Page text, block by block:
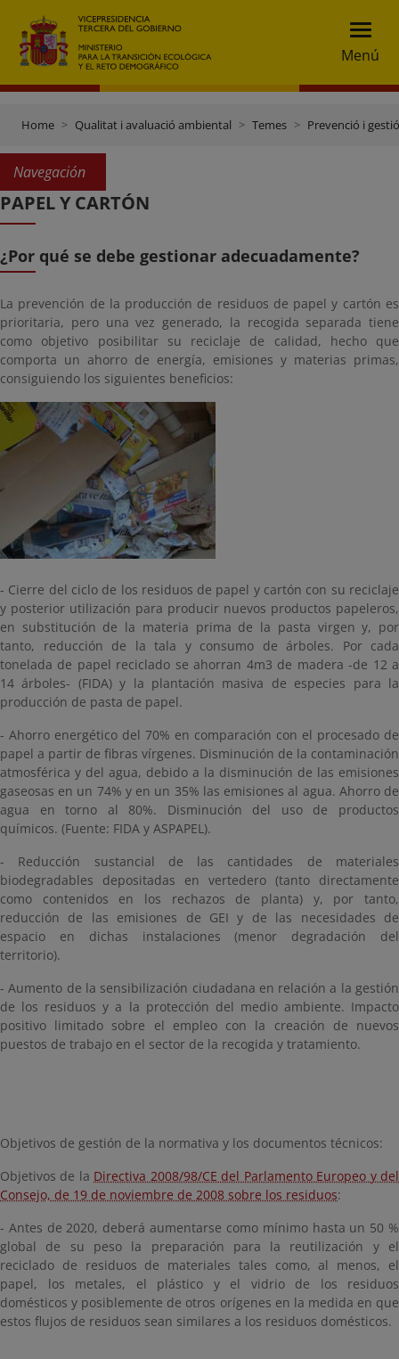
Menú
Home Qualitat i avaluació ambiental Temes Prevenció i
Navegación
PAPEL Y CARTÓN
¿Por qué se debe gestionar adecuadamente?
La prevención de la producción de residuos de papel y cartón es
prioritaria, pero una vez generado, la recogida separada tiene
como objetivo posibilitar su reciclaje de calidad, hecho que
comporta un ahorro de energía, emisiones y materias primas,
consiguiendo los siguientes beneficios:
- Cierre del ciclo de los residuos de papel y cartón con su reciclaje
y posterior utilización para producir nuevos productos papeleros,
en substitución de la materia prima de la pasta virgen y, por
tanto, reducción de la tala y consumo de árboles. Por cada
tonelada de papel reciclado se ahorran 4m3 de madera -de 12 a
14 árboles- (FIDA) y la plantación masiva de especies para la
producción de pasta de papel.
- Ahorro energético del 70% en comparación con el procesado de
papel a partir de fibras vírgenes. Disminución de la contaminación
atmosférica y del agua, debido a la disminución de las emisiones
gaseosas en un 74% y en un 35% las emisiones al agua. Ahorro de
agua en torno al 80%. Disminución del uso de productos
químicos. (Fuente: FIDA y ASPAPEL).
- Reducción sustancial de las cantidades de materiales
biodegradables depositadas en vertedero (tanto directamente
como contenidos en los rechazos de planta) y, por tanto,
reducción de las emisiones de GEI y de las necesidades de
espacio en dichas instalaciones (menor degradación del
territorio).
- Aumento de la sensibilización ciudadana en relación a la gestión
de los residuos y a la protección del medio ambiente. Impacto
positivo limitado sobre el empleo con la creación de nuevos
puestos de trabajo en el sector de la recogida y tratamiento.
Objetivos de gestión de la normativa y los documentos técnicos:
Objetivos de la Directiva 2008/98/CE del Parlamento Europeo y del
Consejo, de 19 de noviembre de 2008 sobre los residuos:
- Antes de 2020, deberá aumentarse como mínimo hasta un 50 %
global de su peso la preparación para la reutilización y el
reciclado de residuos de materiales tales como, al menos, el
papel, los metales, el plástico y el vidrio de los residuos
domésticos y posiblemente de otros orígenes en la medida en que
estos flujos de residuos sean similares a los residuos domésticos.